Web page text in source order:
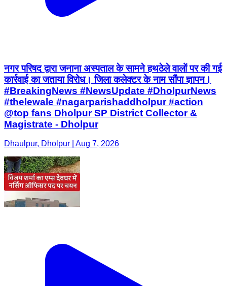
नगर परिषद द्वारा जनाना अस्पताल के सामने हथठेले वालों पर की गई
कार्रवाई का जताया विरोध। जिला कलेक्टर के नाम सौंपा ज्ञापन।
#BreakingNews #NewsUpdate #DholpurNews
#thelewale #nagarparishaddholpur #action
@top fans Dholpur SP District Collector &
Magistrate - Dholpur
Dhaulpur, Dholpur | Aug 7, 2026